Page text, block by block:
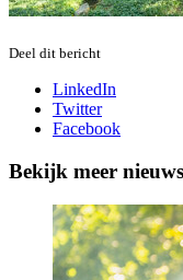
Deel dit bericht
LinkedIn
Twitter
Facebook
Bekijk meer nieuws